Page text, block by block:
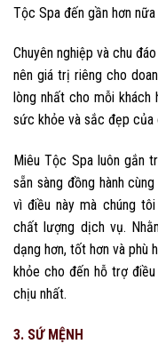
Tộc Spa đến gần hơn
Chuyên nghiệp và chu
nên giá trị riêng cho
lòng nhất cho mỗi
sức khỏe và sắc đẹp của
Miêu Tộc Spa luôn gắn
sẵn sàng đồng hành
vì điều này mà chúng
chất lượng dịch vụ.
dạng hơn, tốt hơn và
khỏe cho đến hỗ trợ
chịu nhất.
3. SỨ MỆNH